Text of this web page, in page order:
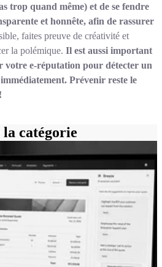
trop quand même) et de se fendre
et honnête, afin de rassurer
faites preuve de créativité et
la polémique. Il est aussi important
votre e-réputation pour détecter un
Prévenir reste le
catégorie